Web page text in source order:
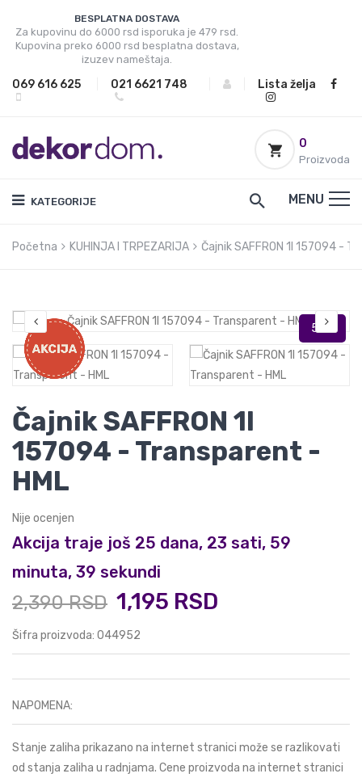
BESPLATNA DOSTAVA
Za kupovinu do 6000 rsd isporuka je 479 rsd.
Kupovina preko 6000 rsd besplatna dostava,
izuzev nameštaja.
069 616 625 021 6621 748 Lista želja
0
Proizvoda
KATEGORIJE MENU
Početna KUHINJA I TRPEZARIJA Čajnik SAFFRON 1l 157094 -
Čajnik SAFFRON 1l
157094 - Transparent -
HML
Nije ocenjen
Akcija traje još 25 dana, 23 sati, 59
minuta, 38 sekundi
2,390 RSD 1,195 RSD
Šifra proizvoda: 044952
NAPOMENA:
Stanje zaliha prikazano na internet stranici može se razlikovati
od stanja zaliha u radnjama. Cene proizvoda na internet stranici